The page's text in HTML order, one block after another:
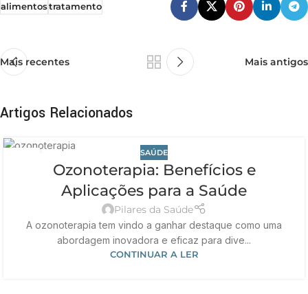
alimentostratamento
Mais recentes Mais antigos
Artigos Relacionados
SAÚDE
Ozonoterapia: Benefícios e
Aplicações para a Saúde
Pilares da Saúde
A ozonoterapia tem vindo a ganhar destaque como uma
abordagem inovadora e eficaz para dive...
CONTINUAR A LER